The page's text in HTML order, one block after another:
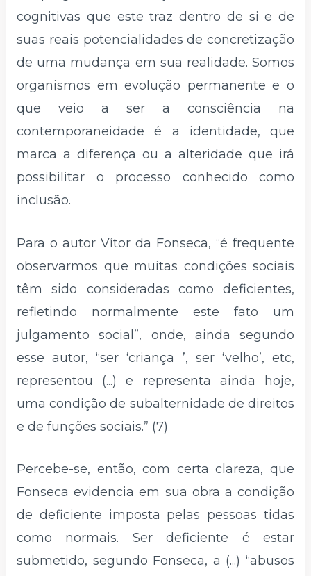
cognitivas que este traz dentro de si e de
suas reais potencialidades de concretização
de uma mudança em sua realidade. Somos
organismos em evolução permanente e o
que veio a ser a consciência na
contemporaneidade é a identidade, que
marca a diferença ou a alteridade que irá
possibilitar o processo conhecido como
inclusão.
Para o autor Vítor da Fonseca, “é frequente
observarmos que muitas condições sociais
têm sido consideradas como deficientes,
refletindo normalmente este fato um
julgamento social”, onde, ainda segundo
esse autor, “ser ‘criança ’, ser ‘velho’, etc,
representou (...) e representa ainda hoje,
uma condição de subalternidade de direitos
e de funções sociais.” (7)
Percebe-se, então, com certa clareza, que
Fonseca evidencia em sua obra a condição
de deficiente imposta pelas pessoas tidas
como normais. Ser deficiente é estar
submetido, segundo Fonseca, a (...) “abusos